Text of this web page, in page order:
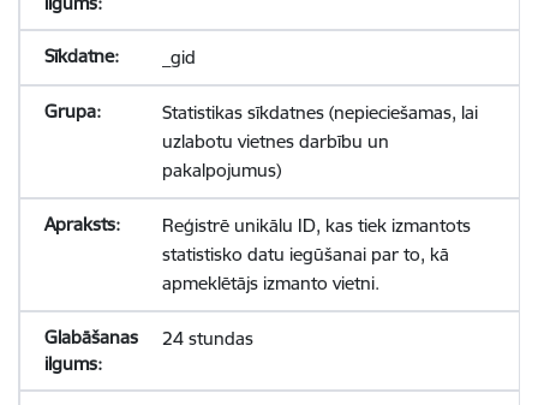
_gid
Statistikas sīkdatnes (nepieciešamas, lai
uzlabotu vietnes darbību un
pakalpojumus)
Reģistrē unikālu ID, kas tiek izmantots
statistisko datu iegūšanai par to, kā
apmeklētājs izmanto vietni.
24 stundas